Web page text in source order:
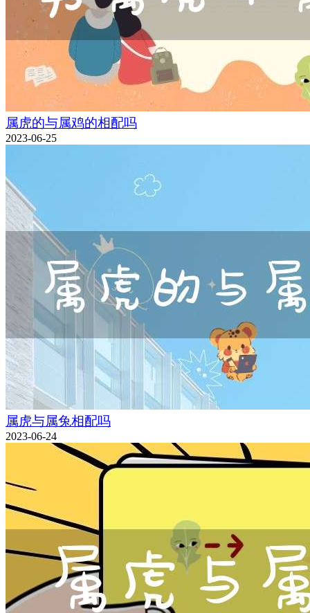
属虎的与属鸡的相配吗
2023-06-25
属虎与属兔相配吗
2023-06-24